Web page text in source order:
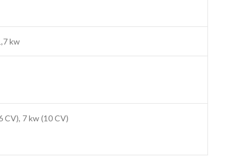
kw
CV), 7 kw (10 CV)